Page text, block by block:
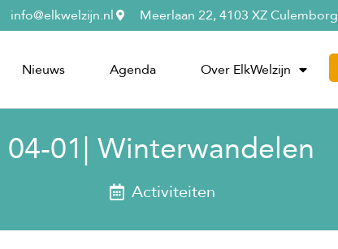
info@elkwelzijn.nl Meerlaan 22, 4103 XZ Culemborg
Nieuws Agenda Over ElkWelzijn
04-01| Winterwandelen
Activiteiten